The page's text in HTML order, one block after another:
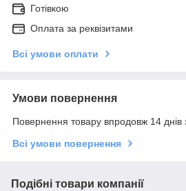
Готівкою
Оплата за реквізитами
Всі умови оплати
Умови повернення
Повернення товару впродовж 14 днів
Всі умови повернення
Подібні товари компанії